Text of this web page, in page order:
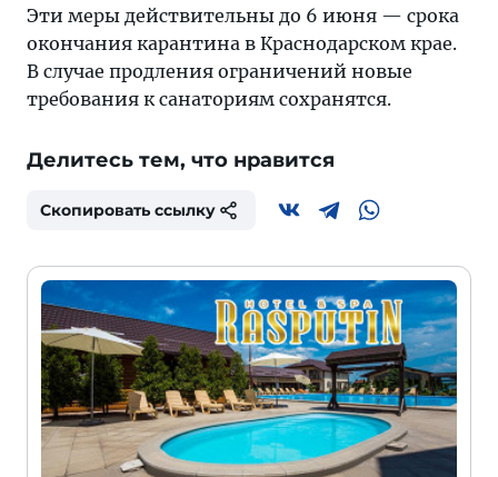
Эти меры действительны до 6 июня — срока
окончания карантина в Краснодарском крае.
В случае продления ограничений новые
требования к санаториям сохранятся.
Делитесь тем, что нравится
Скопировать ссылку